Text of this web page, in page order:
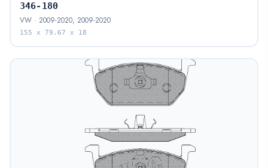
346-180
VW · 2009-2020, 2009-2020
155 x 79.67 x 18